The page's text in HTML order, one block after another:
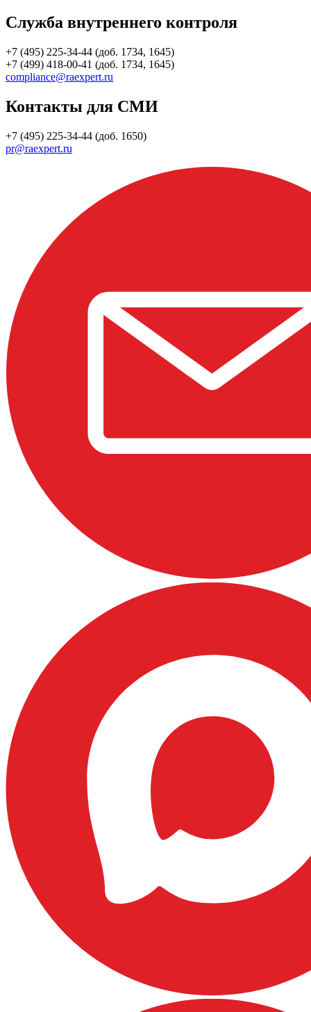
Служба внутреннего контроля
+7 (495) 225-34-44 (доб. 1734, 1645)
+7 (499) 418-00-41 (доб. 1734, 1645)
compliance@raexpert.ru
Контакты для СМИ
+7 (495) 225-34-44 (доб. 1650)
pr@raexpert.ru